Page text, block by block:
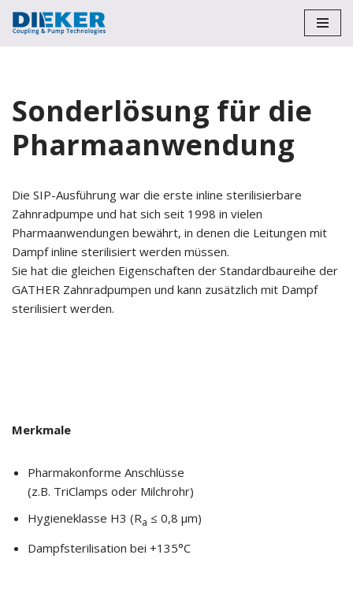
Sonderlösung für die
Pharmaanwendung
Die SIP-Ausführung war die erste inline sterilisierbare
Zahnradpumpe und hat sich seit 1998 in vielen
Pharmaanwendungen bewährt, in denen die Leitungen mit
Dampf inline sterilisiert werden müssen.
Sie hat die gleichen Eigenschaften der Standardbaureihe der
GATHER Zahnradpumpen und kann zusätzlich mit Dampf
sterilisiert werden.
Merkmale
Pharmakonforme Anschlüsse
(z.B. TriClamps oder Milchrohr)
Hygieneklasse H3 (Ra ≤ 0,8 µm)
Dampfsterilisation bei +135°C